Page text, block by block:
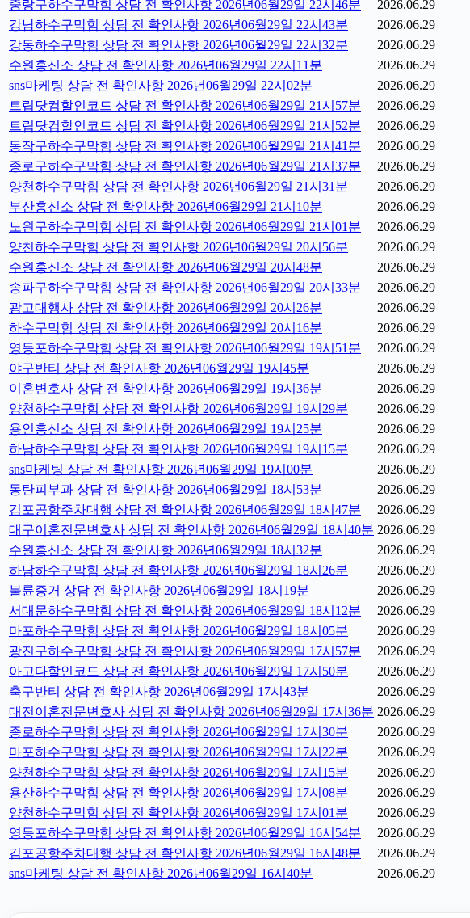
중랑구하수구막힘 상담 전 확인사항 2026년06월29일 22시46분
2026.06.29
강남하수구막힘 상담 전 확인사항 2026년06월29일 22시43분
2026.06.29
강동하수구막힘 상담 전 확인사항 2026년06월29일 22시32분
2026.06.29
수원흥신소 상담 전 확인사항 2026년06월29일 22시11분
2026.06.29
sns마케팅 상담 전 확인사항 2026년06월29일 22시02분
2026.06.29
트립닷컴할인코드 상담 전 확인사항 2026년06월29일 21시57분
2026.06.29
트립닷컴할인코드 상담 전 확인사항 2026년06월29일 21시52분
2026.06.29
동작구하수구막힘 상담 전 확인사항 2026년06월29일 21시41분
2026.06.29
종로구하수구막힘 상담 전 확인사항 2026년06월29일 21시37분
2026.06.29
양천하수구막힘 상담 전 확인사항 2026년06월29일 21시31분
2026.06.29
부산흥신소 상담 전 확인사항 2026년06월29일 21시10분
2026.06.29
노원구하수구막힘 상담 전 확인사항 2026년06월29일 21시01분
2026.06.29
양천하수구막힘 상담 전 확인사항 2026년06월29일 20시56분
2026.06.29
수원흥신소 상담 전 확인사항 2026년06월29일 20시48분
2026.06.29
송파구하수구막힘 상담 전 확인사항 2026년06월29일 20시33분
2026.06.29
광고대행사 상담 전 확인사항 2026년06월29일 20시26분
2026.06.29
하수구막힘 상담 전 확인사항 2026년06월29일 20시16분
2026.06.29
영등포하수구막힘 상담 전 확인사항 2026년06월29일 19시51분
2026.06.29
야구반티 상담 전 확인사항 2026년06월29일 19시45분
2026.06.29
이혼변호사 상담 전 확인사항 2026년06월29일 19시36분
2026.06.29
양천하수구막힘 상담 전 확인사항 2026년06월29일 19시29분
2026.06.29
용인흥신소 상담 전 확인사항 2026년06월29일 19시25분
2026.06.29
하남하수구막힘 상담 전 확인사항 2026년06월29일 19시15분
2026.06.29
sns마케팅 상담 전 확인사항 2026년06월29일 19시00분
2026.06.29
동탄피부과 상담 전 확인사항 2026년06월29일 18시53분
2026.06.29
김포공항주차대행 상담 전 확인사항 2026년06월29일 18시47분
2026.06.29
대구이혼전문변호사 상담 전 확인사항 2026년06월29일 18시40분 2026.06.29
수원흥신소 상담 전 확인사항 2026년06월29일 18시32분
2026.06.29
하남하수구막힘 상담 전 확인사항 2026년06월29일 18시26분
2026.06.29
불륜증거 상담 전 확인사항 2026년06월29일 18시19분
2026.06.29
서대문하수구막힘 상담 전 확인사항 2026년06월29일 18시12분
2026.06.29
마포하수구막힘 상담 전 확인사항 2026년06월29일 18시05분
2026.06.29
광진구하수구막힘 상담 전 확인사항 2026년06월29일 17시57분
2026.06.29
아고다할인코드 상담 전 확인사항 2026년06월29일 17시50분
2026.06.29
축구반티 상담 전 확인사항 2026년06월29일 17시43분
2026.06.29
대전이혼전문변호사 상담 전 확인사항 2026년06월29일 17시36분 2026.06.29
종로하수구막힘 상담 전 확인사항 2026년06월29일 17시30분
2026.06.29
마포하수구막힘 상담 전 확인사항 2026년06월29일 17시22분
2026.06.29
양천하수구막힘 상담 전 확인사항 2026년06월29일 17시15분
2026.06.29
용산하수구막힘 상담 전 확인사항 2026년06월29일 17시08분
2026.06.29
양천하수구막힘 상담 전 확인사항 2026년06월29일 17시01분
2026.06.29
영등포하수구막힘 상담 전 확인사항 2026년06월29일 16시54분
2026.06.29
김포공항주차대행 상담 전 확인사항 2026년06월29일 16시48분
2026.06.29
sns마케팅 상담 전 확인사항 2026년06월29일 16시40분
2026.06.29